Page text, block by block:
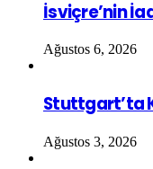
İsviçre’nin
Ağustos 6, 2026
Stuttgart’ta
Ağustos 3, 2026